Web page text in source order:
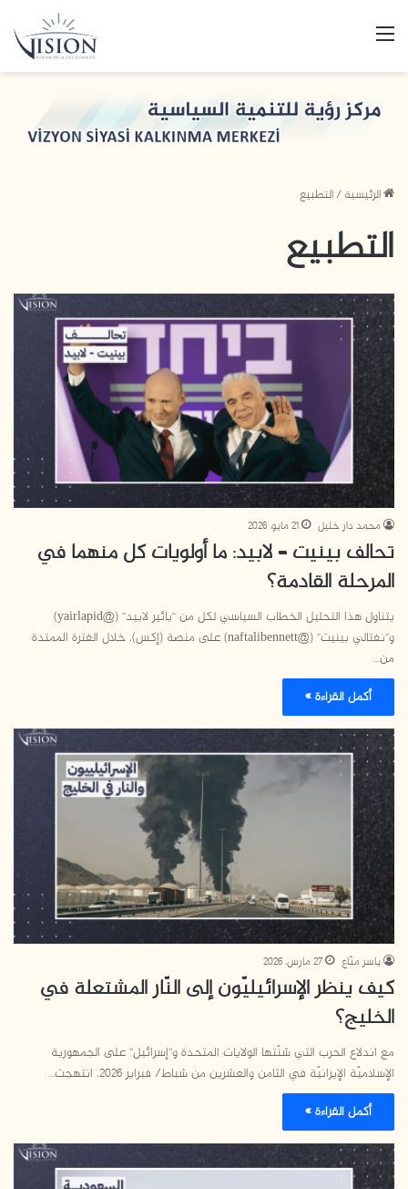
الرئيسية/التطبيع
التطبيع
محمد دار خليل 21 مايو، 2026
تحالف بينيت – لابيد: ما أولويات كل منهما في
المرحلة القادمة؟
يتناول هذا التحليل الخطاب السياسي لكل من “يائير لابيد” (@yairlapid)
و”نفتالي بينيت” (@naftalibennett) على منصة (إكس)، خلال الفترة الممتدة
من…
أكمل القراءة »
ياسر منّاع 27 مارس، 2026
كيف ينظر الإسرائيليّون إلى النّار المشتعلة في
الخليج؟
مع اندلاع الحرب التي شنّتها الولايات المتحدة و”إسرائيل” على الجمهورية
الإسلاميّة الإيرانيّة في الثامن والعشرين من شباط/ فبراير 2026، انتهجت…
أكمل القراءة »